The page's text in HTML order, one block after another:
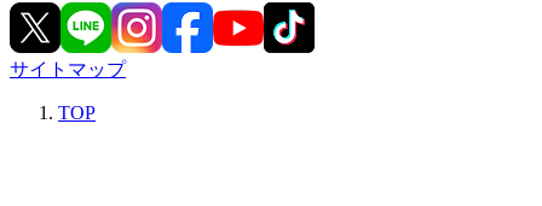
サイトマップ
TOP